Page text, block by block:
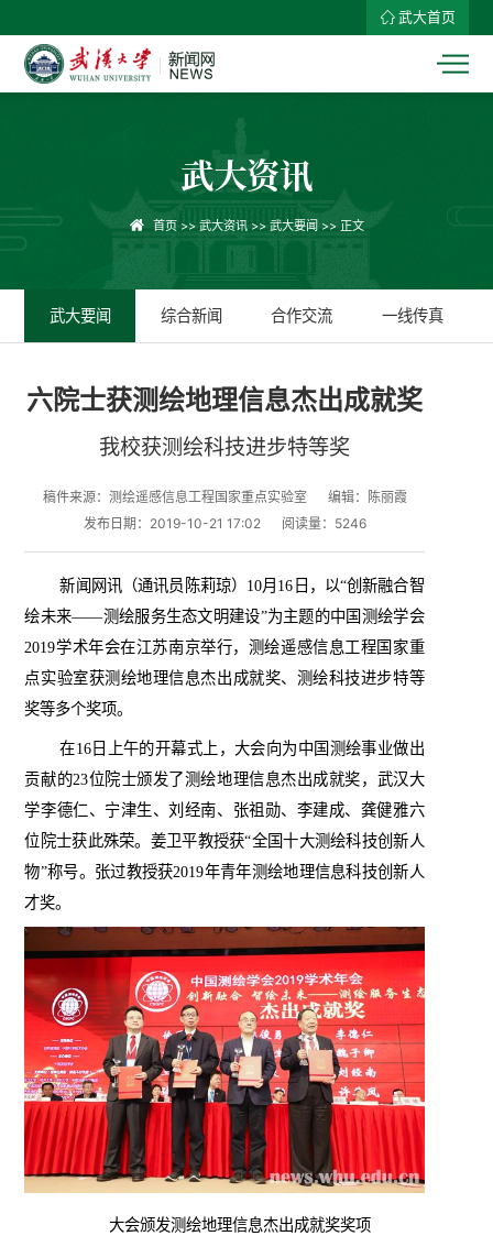
武大首页
武大资讯
首页>> 武大资讯>> 武大要闻 >> 正文
武大要闻 综合新闻 合作交流 一线传真
六院士获测绘地理信息杰出成就奖
我校获测绘科技进步特等奖
稿件来源：测绘遥感信息工程国家重点实验室
编辑：陈丽霞
发布日期：2019-10-21 17:02
阅读量： 5246
新闻网讯（通讯员陈莉琼） 10月 16 日，以“创新融合智
绘未来——测绘服务生态文明建设”为主题的中国测绘学会
2019学术年会在江苏南京举行，测绘遥感信息工程国家重
点实验室获测绘地理信息杰出成就奖、测绘科技进步特等
奖等多个奖项。
在16日上午的开幕式上，大会向为中国测绘事业做出
贡献的23位院士颁发了测绘地理信息杰出成就奖，武汉大
学李德仁、宁津生、刘经南、张祖勋、李建成、龚健雅六
位院士获此殊荣。姜卫平教授获“全国十大测绘科技创新人
物”称号。张过教授获2019年青年测绘地理信息科技创新人
才奖。
大会颁发测绘地理信息杰出成就奖奖项